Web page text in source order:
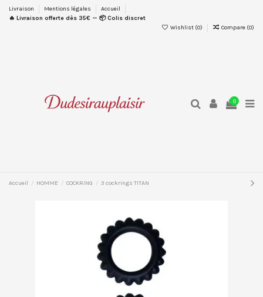
Livraison Mentions légales
Accueil
🔥 Livraison offerte dès 35€ — 📦 Colis discret
Wishlist (0) Compare (0)
0
Accueil HOMME COCKRING 3 cockrings TITAN